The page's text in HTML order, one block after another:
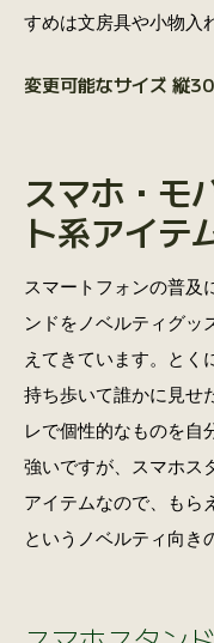
すめは文房具や小物入
変更可能なサイズ 縦
スマホ・モ
ト系アイテ
スマートフォンの普及
ンドをノベルティグッ
えてきています。とく
持ち歩いて誰かに見せ
レで個性的なものを自
強いですが、スマホス
アイテムなので、もら
というノベルティ向き